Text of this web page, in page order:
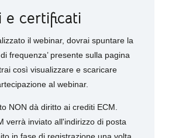
e certificati
il webinar, dovrai spuntare la
frequenza’ presente sulla pagina
così visualizzare e scaricare
al webinar.
NON dà diritto ai crediti ECM.
verrà inviato all'indirizzo di posta